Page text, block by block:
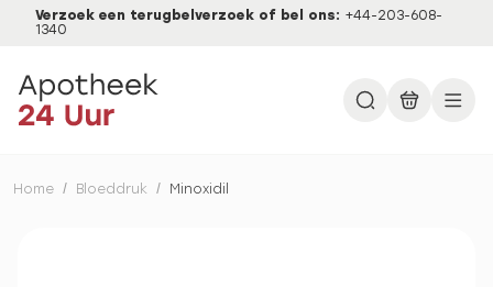
Verzoek een terugbelverzoek of bel ons: +44-203-608-
1340
Home / Bloeddruk / Minoxidil